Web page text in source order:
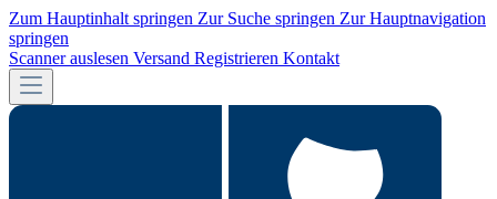
Zum Hauptinhalt springen Zur Suche springen Zur Hauptnavigation
springen
Scanner auslesen Versand Registrieren Kontakt